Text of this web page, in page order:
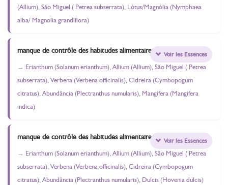
(Allium), São Miguel ( Petrea subserrata), Lótus/Magnólia (Nymphaea
alba/ Magnolia grandiflora)
manque de contrôle des habitudes alimentaires
Erianthum (Solanum erianthum), Allium (Allium), São Miguel ( Petrea
subserrata), Verbena (Verbena officinalis), Cidreira (Cymbopogum
citratus), Abundância (Plectranthus numularis), Mangífera (Mangifera
indica)
Voir les Essences
manque de contrôle des habitudes alimentaires
Erianthum (Solanum erianthum), Allium (Allium), São Miguel ( Petrea
subserrata), Verbena (Verbena officinalis), Cidreira (Cymbopogum
citratus), Abundância (Plectranthus numularis), Dulcis (Hovenia dulcis)
Voir les Essences